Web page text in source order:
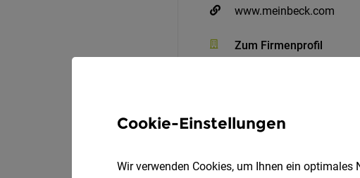
www.meinbeck.com
Zum Firmenprofil
Cookie-Einstellungen
Wir verwenden Cookies, um Ihnen ein